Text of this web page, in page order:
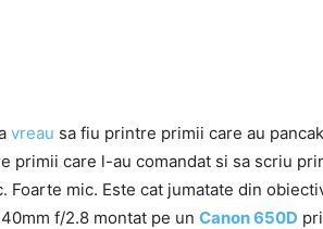
vreau sa fiu printre primii care au
primii care l-au comandat si sa scriu
Foarte mic. Este cat jumatate din
f/2.8 montat pe un Canon 650D